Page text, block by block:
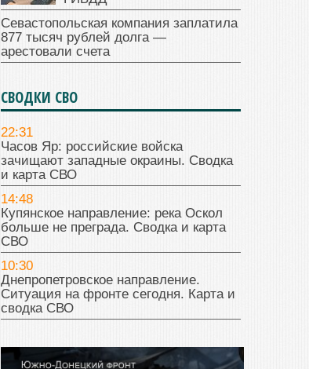
Севастопольская компания заплатила
877 тысяч рублей долга —
арестовали счета
СВОДКИ СВО
22:31
Часов Яр: российские войска
зачищают западные окраины. Сводка
и карта СВО
14:48
Купянское направление: река Оскол
больше не преграда. Сводка и карта
СВО
10:30
Днепропетровское направление.
Ситуация на фронте сегодня. Карта и
сводка СВО